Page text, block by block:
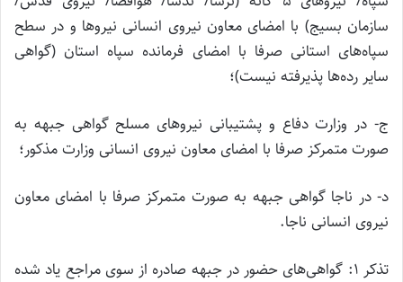
سازمان بسیج) با امضای معاون نیروی انسانی نیروها و در سطح
سپاه‌های استانی صرفا با امضای فرمانده سپاه استان (گواهی
سایر رده‌ها پذیرفته نیست)؛
ج- در وزارت دفاع و پشتیبانی نیروهای مسلح گواهی جبهه به
صورت متمرکز صرفا با امضای معاون نیروی انسانی وزارت مذکور؛
د- در ناجا گواهی جبهه به صورت متمرکز صرفا با امضای معاون
نیروی انسانی ناجا.
تذکر ۱: گواهی‌های حضور در جبهه صادره از سوی مراجع یاد شده